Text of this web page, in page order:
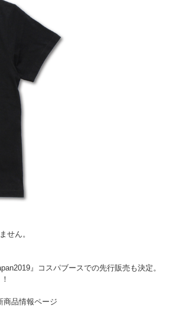
せん。
』コスパブースでの先行販売も決定。
品情報ページ